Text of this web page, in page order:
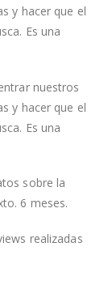
y hacer que el
Es una
nuestros
y hacer que el
Es una
sobre la
6 meses.
realizadas